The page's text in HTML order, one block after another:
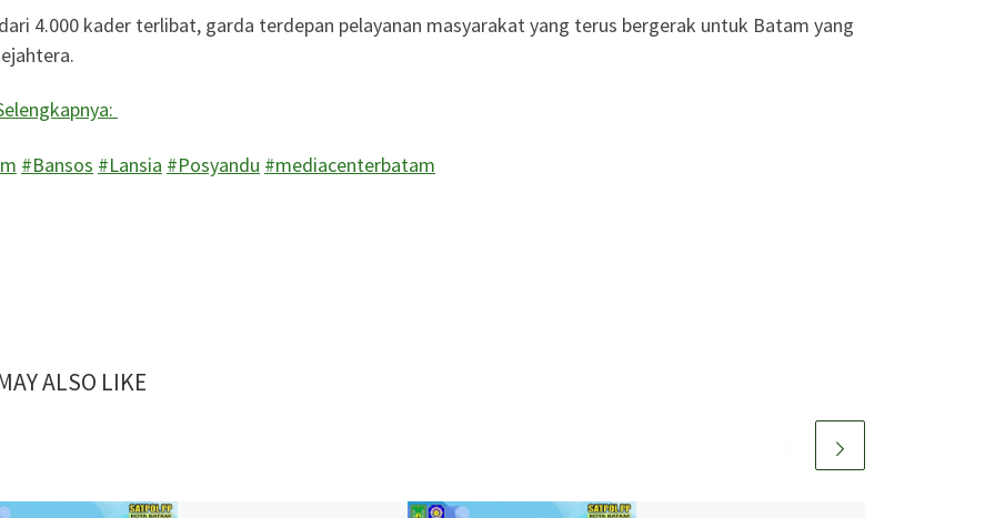
4.000 kader terlibat, garda terdepan pelayanan masyarakat yang terus bergerak untuk Batam yang
#Bansos #Lansia #Posyandu #mediacenterbatam
ALSO LIKE